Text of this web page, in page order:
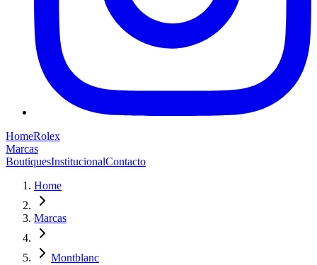
HomeRolex
Marcas
BoutiquesInstitucionalContacto
Home
Marcas
Montblanc